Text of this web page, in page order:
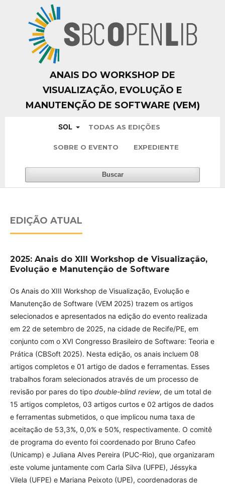
ANAIS DO WORKSHOP DE
VISUALIZAÇÃO, EVOLUÇÃO E
MANUTENÇÃO DE SOFTWARE (VEM)
SOL TODAS AS EDIÇÕES
SOBRE O EVENTO EXPEDIENTE
Buscar
EDIÇÃO ATUAL
2025: Anais do XIII Workshop de Visualização,
Evolução e Manutenção de Software
Os Anais do XIII Workshop de Visualização, Evolução e
Manutenção de Software (VEM 2025) trazem os artigos
selecionados e apresentados na edição do evento realizada
em 22 de setembro de 2025, na cidade de Recife/PE, em
conjunto com o XVI Congresso Brasileiro de Software: Teoria e
Prática (CBSoft 2025). Nesta edição, os anais incluem 08
artigos completos e 01 artigo de dados e ferramentas. Esses
trabalhos foram selecionados através de um processo de
revisão por pares do tipo double-blind review, de um total de
15 artigos completos, 03 artigos curtos e 02 artigos de dados
e ferramentas submetidos, o que implicou numa taxa de
aceitação de 53,3%, 0,0% e 50%, respectivamente. O comitê
de programa do evento foi coordenado por Bruno Cafeo
(Unicamp) e Juliana Alves Pereira (PUC-Rio), que organizaram
este volume juntamente com Carla Silva (UFPE), Jéssyka
Vilela (UFPE) e Mariana Peixoto (UPE), coordenadoras de